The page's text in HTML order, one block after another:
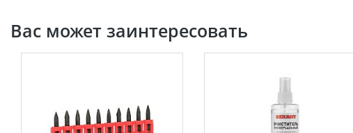
Вас может заинтересовать